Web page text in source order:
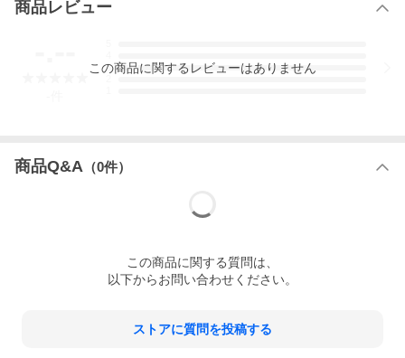
・オーガニックのフランネル生地(吸収体)
・スナップボタン(手縫い用)
2枚目以降に便利なキットもあります⇒KIT-2
地もお選びいただけませんが、下記カラーを選択いただけます。
ピンク系（ピンク・赤・紫など） ブルー系（水色・青・緑な
まれていませんので、ご自身でご用意ください。＊商用利用はご
遠慮ください。（個人でご使用ください。）商用利用したい方
同封の書類をご覧ください。【内容】・オーガニックコットン(肌
面)・柄のコットン生地(ショーツ側)・オーガニックのフランネル
商品レビュー
3
この商品に関するレビューはありません
商品Q&A （0件）
この商品に関する質問は、
以下からお問い合わせください。
ストアに質問を投稿する